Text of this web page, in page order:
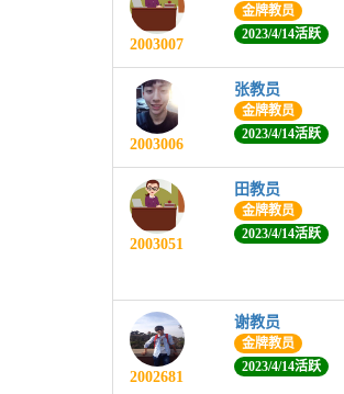
2003007
金牌教员
2023/4/14活跃
2003006
张教员
金牌教员
2023/4/14活跃
2003051
田教员
金牌教员
2023/4/14活跃
2002681
谢教员
金牌教员
2023/4/14活跃